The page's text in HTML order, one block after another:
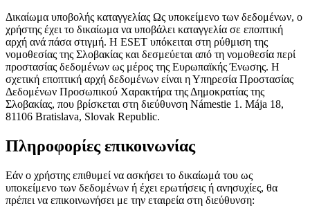
Δικαίωμα υποβολής καταγγελίας Ως υποκείμενο των δεδομένων, ο
χρήστης έχει το δικαίωμα να υποβάλει καταγγελία σε εποπτική
αρχή ανά πάσα στιγμή. Η ESET υπόκειται στη ρύθμιση της
νομοθεσίας της Σλοβακίας και δεσμεύεται από τη νομοθεσία περί
προστασίας δεδομένων ως μέρος της Ευρωπαϊκής Ένωσης. Η
σχετική εποπτική αρχή δεδομένων είναι η Υπηρεσία Προστασίας
Δεδομένων Προσωπικού Χαρακτήρα της Δημοκρατίας της
Σλοβακίας, που βρίσκεται στη διεύθυνση Námestie 1. Mája 18,
81106 Bratislava, Slovak Republic.
Πληροφορίες επικοινωνίας
Εάν ο χρήστης επιθυμεί να ασκήσει το δικαίωμά του ως
υποκείμενο των δεδομένων ή έχει ερωτήσεις ή ανησυχίες, θα
πρέπει να επικοινωνήσει με την εταιρεία στη διεύθυνση: